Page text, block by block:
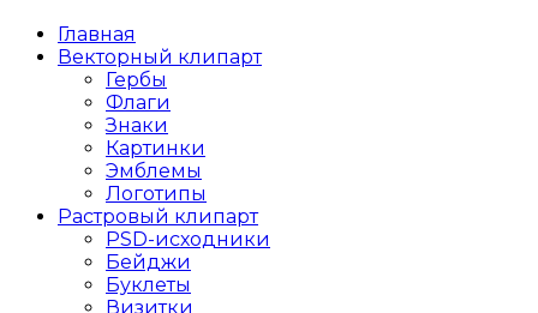
Главная
Векторный клипарт
Гербы
Флаги
Знаки
Картинки
Эмблемы
Логотипы
Растровый клипарт
PSD-исходники
Бейджи
Буклеты
Визитки